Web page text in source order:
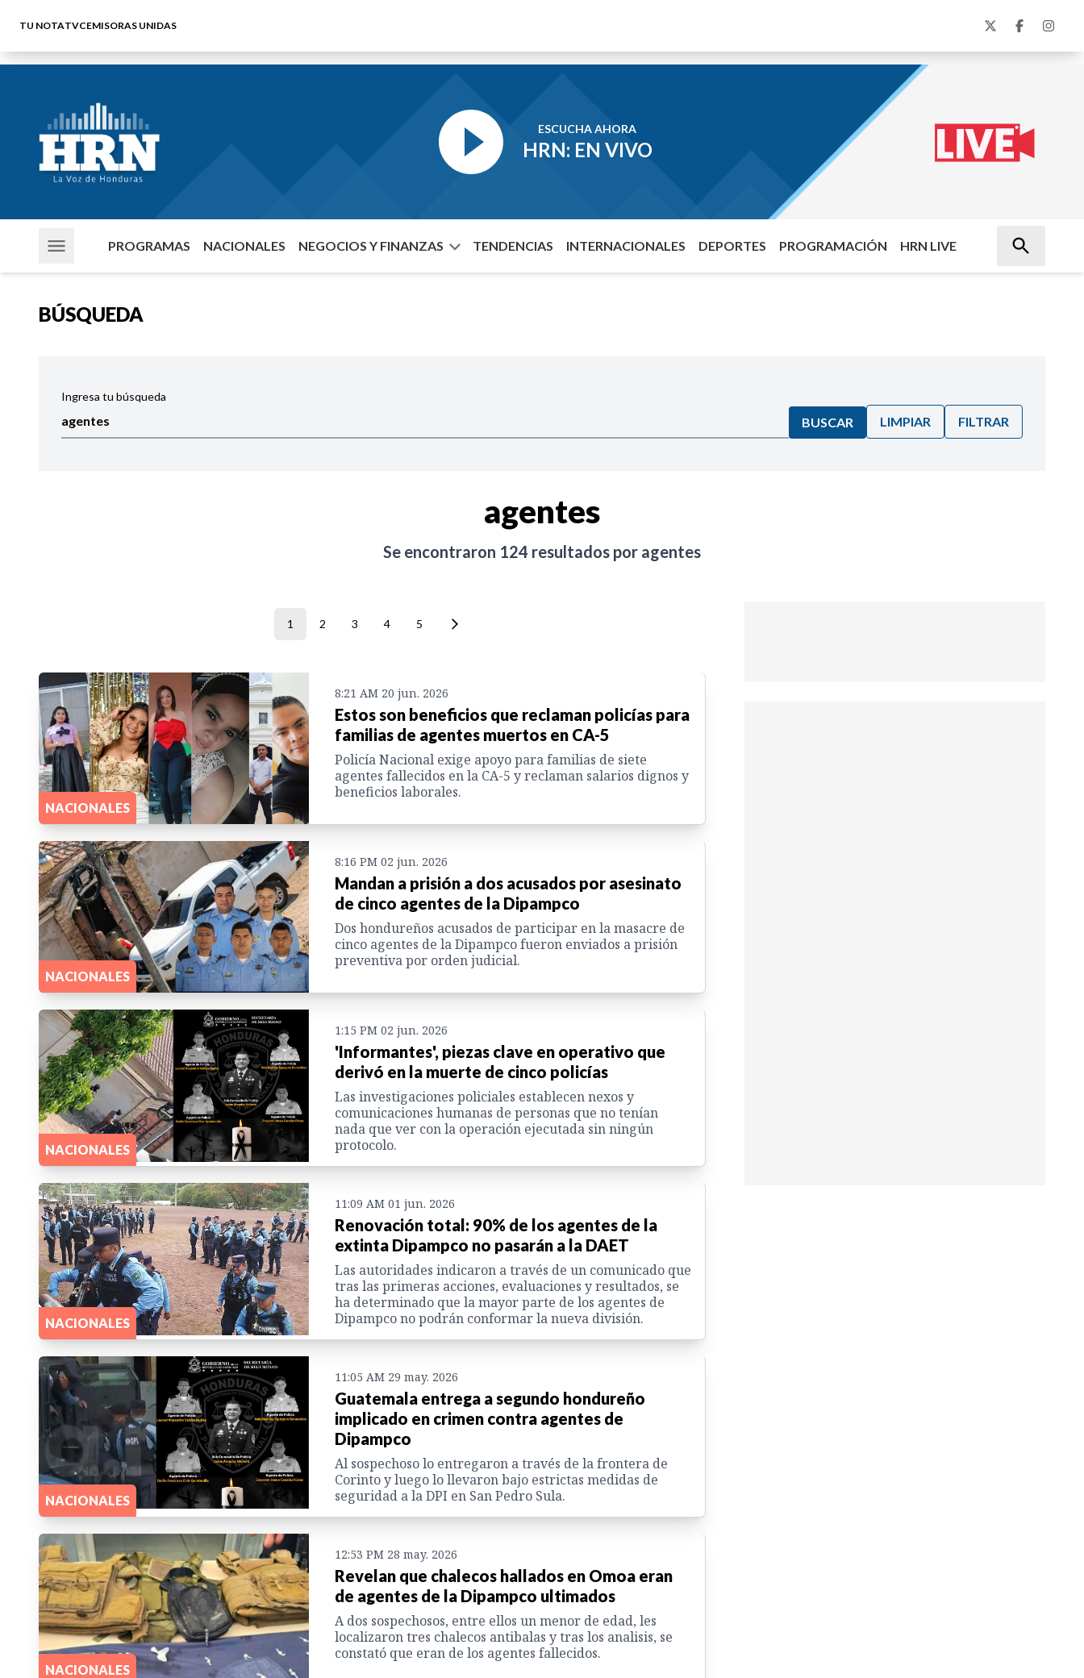
TU NOTATVCEMISORAS UNIDAS
ESCUCHA AHORA
HRN: EN VIVO
PROGRAMAS NACIONALES NEGOCIOS Y FINANZAS TENDENCIAS INTERNACIONALES DEPORTES PROGRAMACIÓN HRN LIVE
BÚSQUEDA
Ingresa tu búsqueda
BUSCAR LIMPIAR FILTRAR
agentes
Se encontraron 124 resultados por agentes
1 2 3 4 5
NACIONALES
8:21 AM 20 jun. 2026
Estos son beneficios que reclaman policías para
familias de agentes muertos en CA-5
Policía Nacional exige apoyo para familias de siete
agentes fallecidos en la CA-5 y reclaman salarios dignos y
beneficios laborales.
NACIONALES
8:16 PM 02 jun. 2026
Mandan a prisión a dos acusados por asesinato
de cinco agentes de la Dipampco
Dos hondureños acusados de participar en la masacre de
cinco agentes de la Dipampco fueron enviados a prisión
preventiva por orden judicial.
NACIONALES
1:15 PM 02 jun. 2026
'Informantes', piezas clave en operativo que
derivó en la muerte de cinco policías
Las investigaciones policiales establecen nexos y
comunicaciones humanas de personas que no tenían
nada que ver con la operación ejecutada sin ningún
protocolo.
NACIONALES
11:09 AM 01 jun. 2026
Renovación total: 90% de los agentes de la
extinta Dipampco no pasarán a la DAET
Las autoridades indicaron a través de un comunicado que
tras las primeras acciones, evaluaciones y resultados, se
ha determinado que la mayor parte de los agentes de
Dipampco no podrán conformar la nueva división.
NACIONALES
11:05 AM 29 may. 2026
Guatemala entrega a segundo hondureño
implicado en crimen contra agentes de
Dipampco
Al sospechoso lo entregaron a través de la frontera de
Corinto y luego lo llevaron bajo estrictas medidas de
seguridad a la DPI en San Pedro Sula.
NACIONALES
12:53 PM 28 may. 2026
Revelan que chalecos hallados en Omoa eran
de agentes de la Dipampco ultimados
A dos sospechosos, entre ellos un menor de edad, les
localizaron tres chalecos antibalas y tras los analisis, se
constató que eran de los agentes fallecidos.